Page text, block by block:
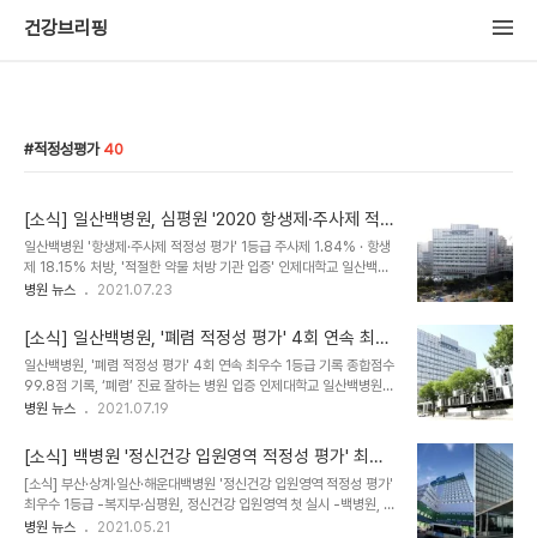
건강브리핑
적정성평가 40
[소식] 일산백병원, 심평원 '2020 항생제·주사제 적정
성 평가' 1등급
일산백병원 '항생제·주사제 적정성 평가' 1등급 주사제 1.84% · 항생
제 18.15% 처방, '적절한 약물 처방 기관 입증' 인제대학교 일산백병
원(원장 이성순)이 건강보험심사평가원(이하 심평원)이 실시한
우수 등급인 1등급을 받았다. 일산백병원은 주사제 처방률이 1.84%
로, 전체평균인 14.10%보다 크게 낮았다. 항생제 처방률도 ▲급성상
기도감염 18.15%(전체 평균 36.06%) ▲급성하기도감염
17.67%(전체평균 57.69%)를 기록, 전체 평균보다 크게 낮아 약물
오남용 없는 병원임을 입증했다. 심평원은 2020년 1월부터 12월까
은 "적절한 약물 사용..
병원 뉴스 2021.07.23
[소식] 일산백병원, '폐렴 적정성 평가' 4회 연속 최우
수 1등급 기록
일산백병원, '폐렴 적정성 평가' 4회 연속 최우수 1등급 기록 종합점수
99.8점 기록, ‘폐렴’ 진료 잘하는 병원 입증 인제대학교 일산백병원
(원장 이성순)이 7월 15일 건강보험심사평가원(이하 심평원)이 발표
일산백병원은 종합점수 99.8점을 기록해, 전체 평균인 73.6점을 크
게 웃돌았다. 세부 평가인 ▲산소포화도검사 실시율 ▲중증도 판정도
구 사용률 ▲객담도말·배양검사 처방률 ▲첫 항생제 투여 전 혈액배
양검사 실시율 ▲병원 도착 8시간 이내 항생제 투여율에서도 대부분
최고 점수를 기록했다. 심평원이 평가한 660기관 중 1등급으로 평가
병원 뉴스 2021.07.19
[소식] 백병원 '정신건강 입원영역 적정성 평가' 최우
수 1등급
[소식] 부산·상계·일산·해운대백병원 '정신건강 입원영역 적정성 평가'
최우수 1등급 -복지부·심평원, 정신건강 입원영역 첫 실시 -백병원, 평
균 점수 크게 웃돌아 '정신건강 입원 환자 치료 우수 병원' 입증 부산·
병원 뉴스 2021.05.21